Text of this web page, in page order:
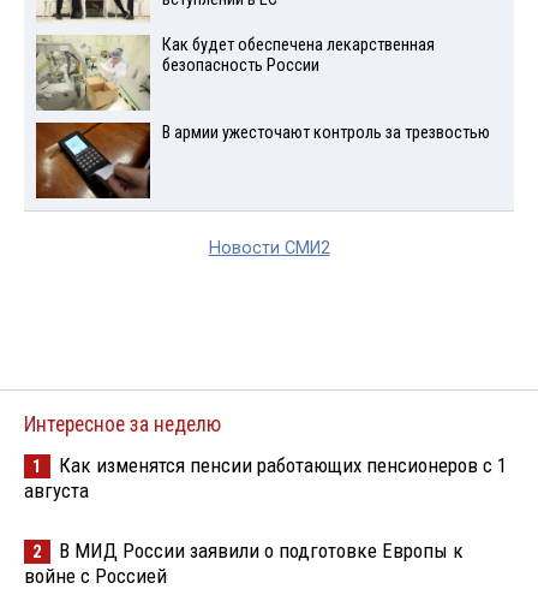
Как будет обеспечена лекарственная
безопасность России
В армии ужесточают контроль за трезвостью
Новости СМИ2
Интересное за неделю
1
Как изменятся пенсии работающих пенсионеров с 1
августа
2
В МИД России заявили о подготовке Европы к
войне с Россией